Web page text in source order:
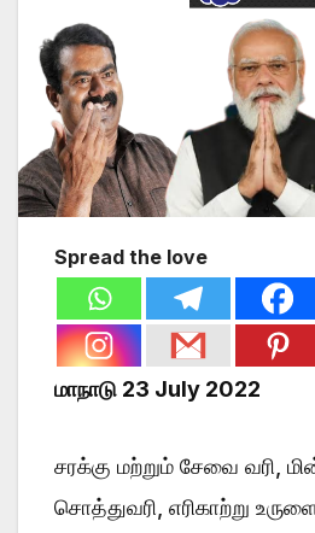
Spread the love
மாநாடு 23 July 2022
சரக்கு மற்றும் சேவை வரி,
சொத்துவரி, எரிகாற்று